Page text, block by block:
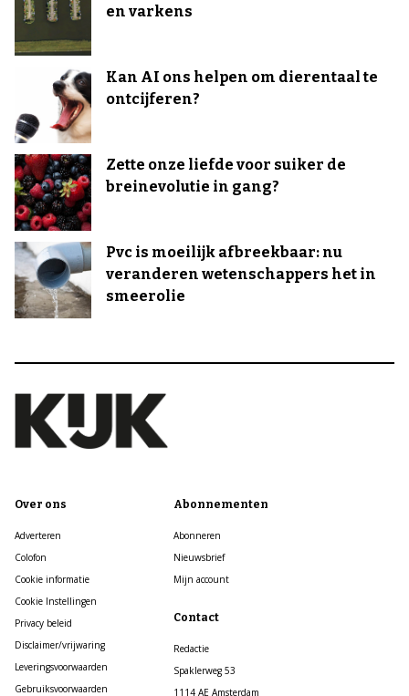
en varkens
Kan AI ons helpen om dierentaal te
ontcijferen?
Zette onze liefde voor suiker de
breinevolutie in gang?
Pvc is moeilijk afbreekbaar: nu
veranderen wetenschappers het in
smeerolie
Over ons
Adverteren
Colofon
Cookie informatie
Cookie Instellingen
Privacy beleid
Disclaimer/vrijwaring
Leveringsvoorwaarden
Gebruiksvoorwaarden
Abonnementen
Abonneren
Nieuwsbrief
Mijn account
Contact
Redactie
Spaklerweg 53
1114 AE Amsterdam